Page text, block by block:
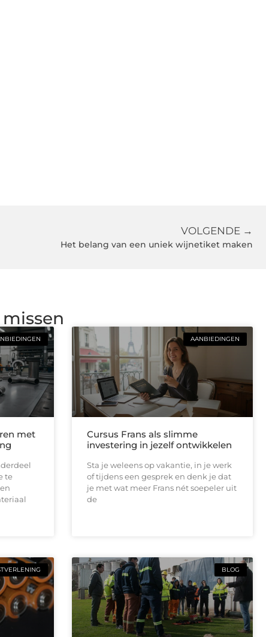
VOLGENDE →
Het belang van een uniek wijnetiket maken
met
te
AANBIEDINGEN
Cursus Frans als slimme
investering in jezelf ontwikkelen
Sta je weleens op vakantie, in je werk
of tijdens een gesprek en denk je dat
je met wat meer Frans nét soepeler uit
de
BLOG